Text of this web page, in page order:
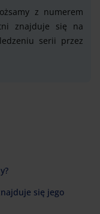
z numerem
znajduje się na
serii przez
się jego